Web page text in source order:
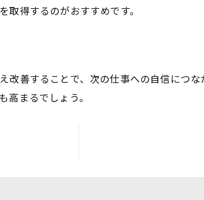
得するのがおすすめです。
善することで、次の仕事への自信につな
まるでしょう。